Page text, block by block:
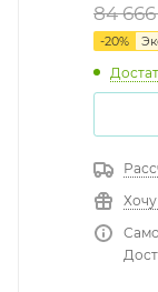
84 666
-20%